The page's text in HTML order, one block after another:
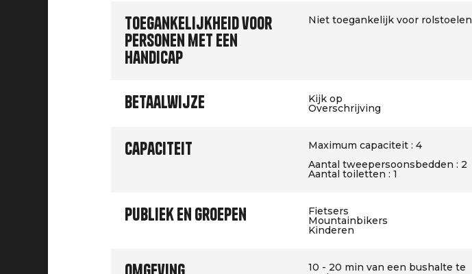
Toegankelijkheid voor
personen met een
handicap
Niet toegankelijk voor rolstoelen
Betaalwijze Kijk op
Overschrijving
Capaciteit Maximum capaciteit : 4
Aantal tweepersoonsbedden : 2
Aantal toiletten : 1
Publiek en groepen Fietsers
Mountainbikers
Kinderen
10 - 20 min van een bushalte te